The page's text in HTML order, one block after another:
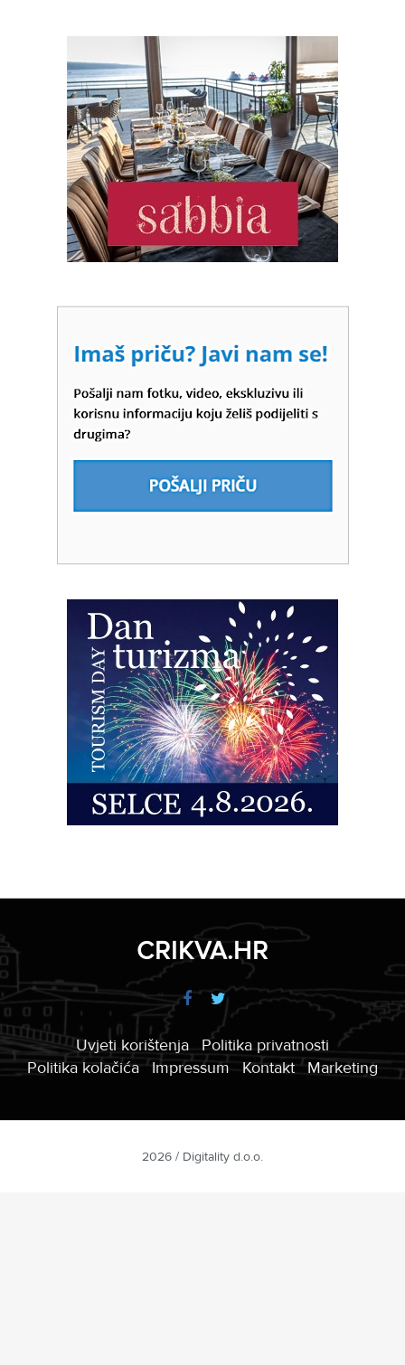
CRIKVA.HR
Uvjeti korištenja
Politika privatnosti
Politika kolačića
Impressum Kontakt Marketing
2026 / Digitality d.o.o.